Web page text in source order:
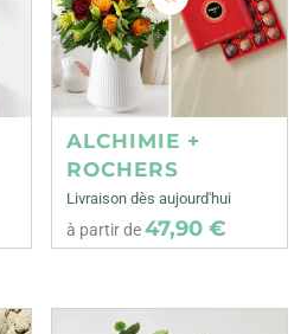
ALCHIMIE +
ROCHERS
Livraison dès aujourd'hui
à partir de47,90 €